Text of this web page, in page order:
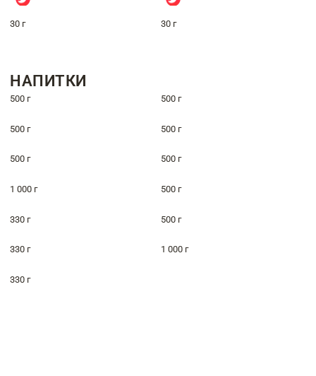
30 г 30 г
НАПИТКИ
500 г 500 г
500 г 500 г
500 г 500 г
1 000 г 500 г
330 г 500 г
330 г 1 000 г
330 г